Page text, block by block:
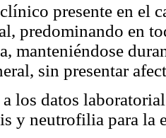
presente en el
predominando en
manteniéndose
sin presentar
los datos
y neutrofilia para la